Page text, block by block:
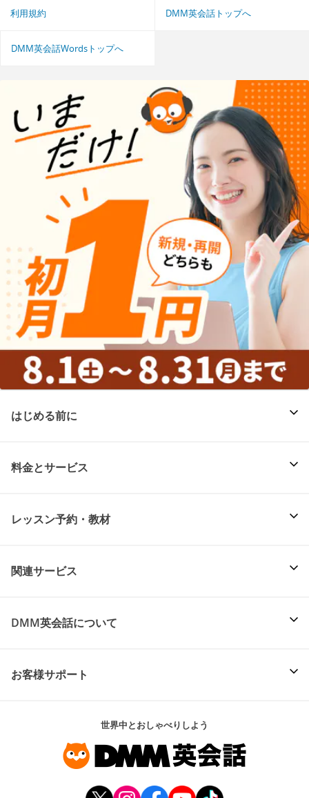
利用規約 DMM英会話トップへ
DMM英会話Wordsトップへ
はじめる前に
料金とサービス
レッスン予約・教材
関連サービス
DMM英会話について
お客様サポート
世界中とおしゃべりしよう